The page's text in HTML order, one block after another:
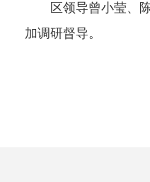
区领导曾小莹、陈
加调研督导。